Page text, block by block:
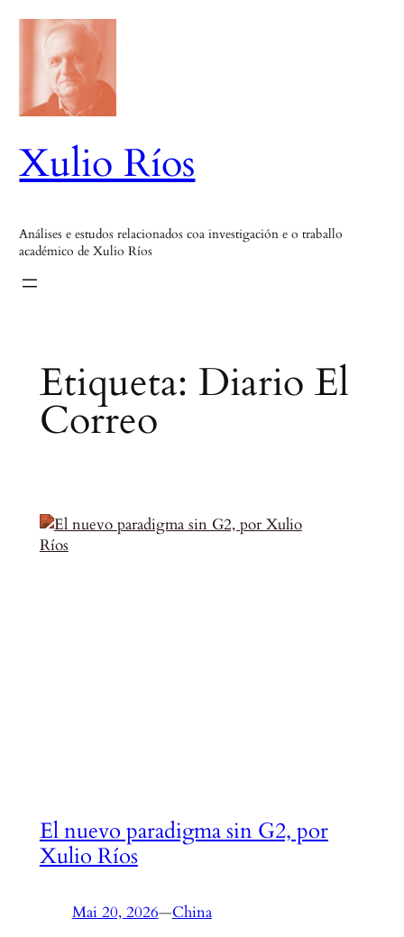
Saltar
contido
Xulio Ríos
Análises e estudos relacionados coa investigación e o traballo
académico de Xulio Ríos
Etiqueta: Diario El
Correo
El nuevo paradigma sin G2, por
Xulio Ríos
Mai 20, 2026—China